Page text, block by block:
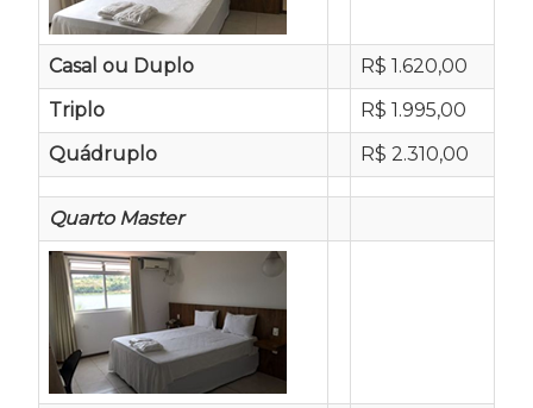
Casal ou Duplo
R$ 1.620,00
Triplo
R$ 1.995,00
Quádruplo
R$ 2.310,00
Quarto Master